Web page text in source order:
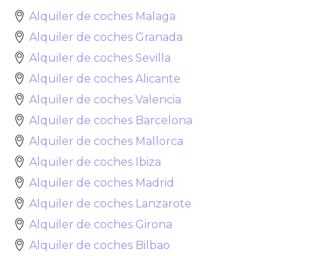
Alquiler de coches Malaga
Alquiler de coches Granada
Alquiler de coches Sevilla
Alquiler de coches Alicante
Alquiler de coches Valencia
Alquiler de coches Barcelona
Alquiler de coches Mallorca
Alquiler de coches Ibiza
Alquiler de coches Madrid
Alquiler de coches Lanzarote
Alquiler de coches Girona
Alquiler de coches Bilbao